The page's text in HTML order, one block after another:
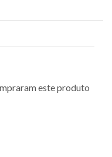
este produto